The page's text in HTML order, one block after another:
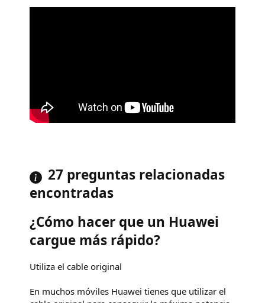
27 preguntas relacionadas
encontradas
¿Cómo hacer que un Huawei
cargue más rápido?
Utiliza el cable original
En muchos móviles Huawei tienes que utilizar el